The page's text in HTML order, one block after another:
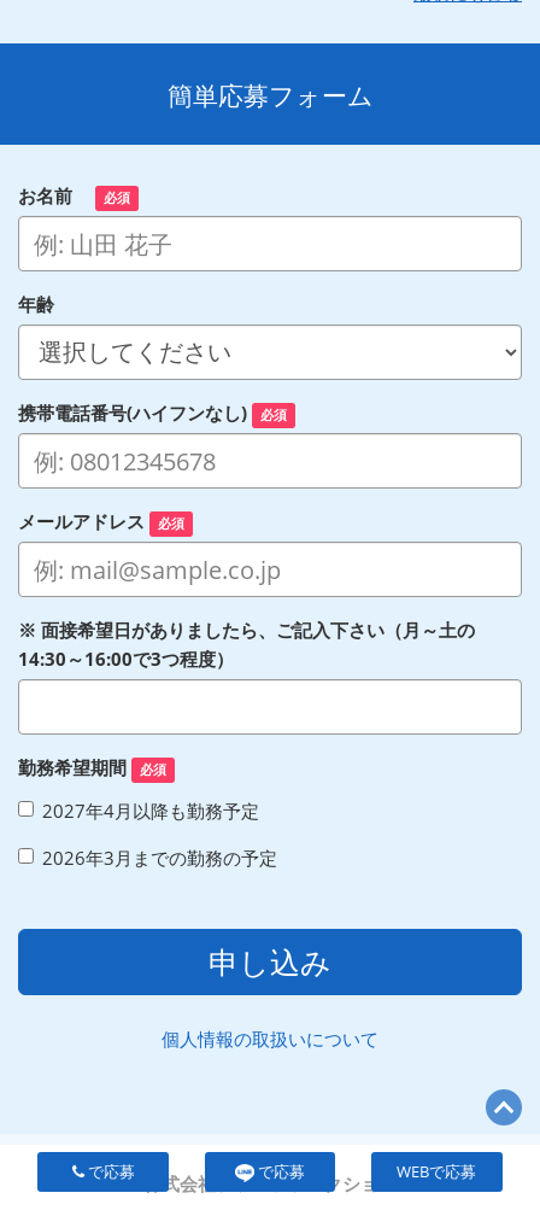
簡単応募フォーム
お名前 必須
年齢
携帯電話番号(ハイフンなし) 必須
メールアドレス 必須
※ 面接希望日がありましたら、ご記入下さい（月～土の
14:30～16:00で3つ程度）
勤務希望期間 必須
2027年4月以降も勤務予定
2026年3月までの勤務の予定
申し込み
個人情報の取扱いについて
で応募 で応募 WEBで応募
株式会社ファンファンクション